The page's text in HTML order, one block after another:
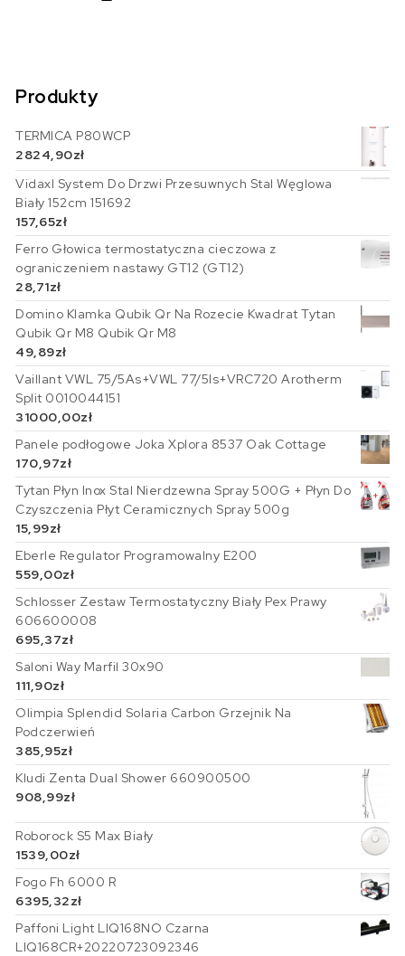
Produkty
TERMICA P80WCP
2824,90zł
Vidaxl System Do Drzwi Przesuwnych Stal Węglowa
Biały 152cm 151692
157,65zł
Ferro Głowica termostatyczna cieczowa z
ograniczeniem nastawy GT12 (GT12)
28,71zł
Domino Klamka Qubik Qr Na Rozecie Kwadrat Tytan
Qubik Qr M8 Qubik Qr M8
49,89zł
Vaillant VWL 75/5As+VWL 77/5Is+VRC720 Arotherm
Split 0010044151
31000,00zł
Panele podłogowe Joka Xplora 8537 Oak Cottage
170,97zł
Tytan Płyn Inox Stal Nierdzewna Spray 500G + Płyn Do
Czyszczenia Płyt Ceramicznych Spray 500g
15,99zł
Eberle Regulator Programowalny E200
559,00zł
Schlosser Zestaw Termostatyczny Biały Pex Prawy
606600008
695,37zł
Saloni Way Marfil 30x90
111,90zł
Olimpia Splendid Solaria Carbon Grzejnik Na
Podczerwień
385,95zł
Kludi Zenta Dual Shower 660900500
908,99zł
Roborock S5 Max Biały
1539,00zł
Fogo Fh 6000 R
6395,32zł
Paffoni Light LIQ168NO Czarna
LIQ168CR+20220723092346